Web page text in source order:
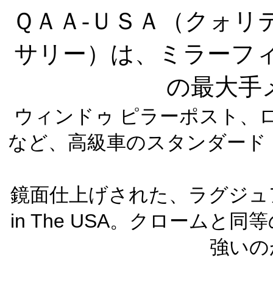
ＱＡＡ-ＵＳＡ（クォ
サリー）は、ミラーフ
の最大手
ウィンドゥ ピラーポスト、
など、高級車のスタンダー
鏡面仕上げされた、ラグジ
in The USA。クロームと同
強い